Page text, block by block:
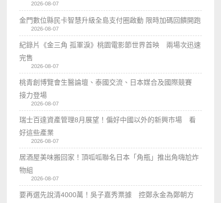
2026-08-07
金門數位縣民卡智慧升級全島支付圈啟動 限時加碼回饋開跑
2026-08-07
紀錄片《金三角 孤軍淚》桃園電影節世界首映 兩場次迅速
完售
2026-08-07
桃青創博覽會生醫論壇、泰國交流、日本媒合及國際競賽
接力登場
2026-08-07
瑞士百達資產管理8月展望！偏好中國以外的新興市場 看
好這些產業
2026-08-07
居酒屋美味搬回家！頂呱呱聯名日本「角瓶」推出角嗨尬炸
物組
2026-08-07
要再選先說清4000萬！吳子嘉秀票據 控鄭永金為鄭朝方